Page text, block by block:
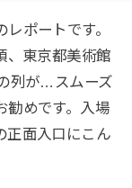
ポートです。
、東京都美術館
列が…スムーズ
勧めです。入場
正面入口にこん